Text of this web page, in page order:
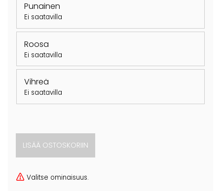
Punainen
Ei saatavilla
Roosa
Ei saatavilla
Vihreä
Ei saatavilla
Valitse ominaisuus.